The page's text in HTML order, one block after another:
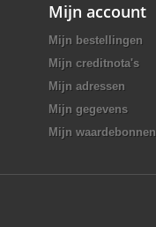
Mijn account
Mijn bestellingen
Mijn creditnota's
Mijn adressen
Mijn gegevens
Mijn waardebonnen